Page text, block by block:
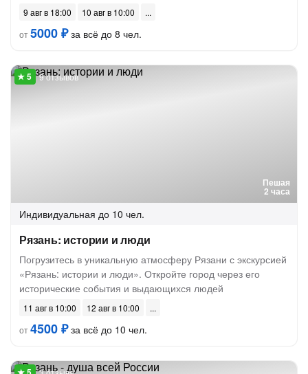
9 авг в 18:00
10 авг в 10:00
от5000 ₽за всё до 8 чел.
Пешая
2 часа
9 отзывов
Индивидуальная до 10 чел.
Рязань: истории и люди
Погрузитесь в уникальную атмосферу Рязани с экскурсией
«Рязань: истории и люди». Откройте город через его
исторические события и выдающихся людей
11 авг в 10:00
12 авг в 10:00
от4500 ₽за всё до 10 чел.